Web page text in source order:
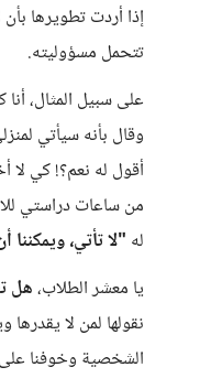
إذا أردت تطويرها
تتحمل مسؤوليته.
على سبيل المثال،
وقال بأنه سيأتي
أقول له نعم؟! كي لا
من ساعات دراستي
له "لا تأتي،
يا معشر الطلاب،هل
نقولها لمن لا يقدرها
الشخصية وخوفنا